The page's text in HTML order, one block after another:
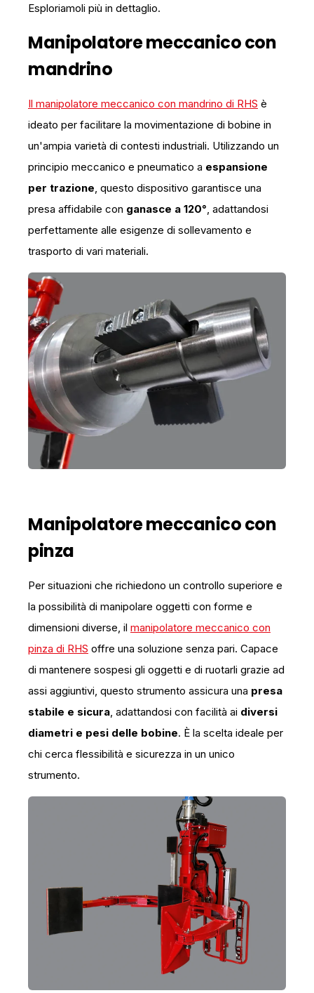
Esploriamoli più in dettaglio.
Manipolatore meccanico con
mandrino
Il manipolatore meccanico con mandrino di RHS è
ideato per facilitare la movimentazione di bobine in
un'ampia varietà di contesti industriali. Utilizzando un
principio meccanico e pneumatico a espansione
per trazione, questo dispositivo garantisce una
presa affidabile con ganasce a 120°, adattandosi
perfettamente alle esigenze di sollevamento e
trasporto di vari materiali.
Manipolatore meccanico con
pinza
Per situazioni che richiedono un controllo superiore e
la possibilità di manipolare oggetti con forme e
dimensioni diverse, il manipolatore meccanico con
pinza di RHS offre una soluzione senza pari. Capace
di mantenere sospesi gli oggetti e di ruotarli grazie ad
assi aggiuntivi, questo strumento assicura una presa
stabile e sicura, adattandosi con facilità ai diversi
diametri e pesi delle bobine. È la scelta ideale per
chi cerca flessibilità e sicurezza in un unico
strumento.